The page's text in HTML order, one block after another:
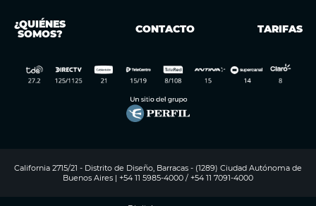
¿QUIÉNES
SOMOS? CONTACTO TARIFAS
California 2715/21 - Distrito de Diseño, Barracas - (1289) Ciudad Autónoma de
Buenos Aires | +54 11 5985-4000 / +54 11 7091-4000